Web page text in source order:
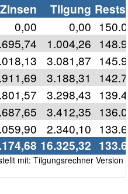
Zinsen Tilgung
0,00 0,00
1.004,26
3.081,87
3.188,31
3.298,43
3.412,35
2.340,10
16.325,32
mit: Tilgungsrechner Version